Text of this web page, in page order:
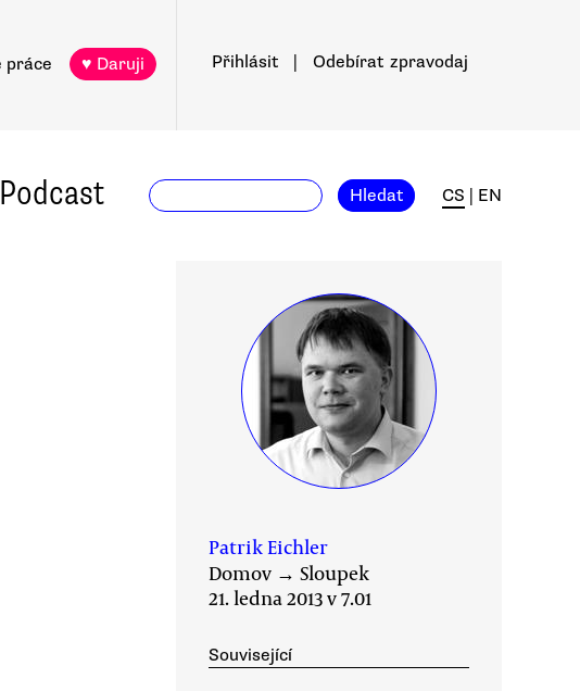
práce ♥ Daruji Přihlásit Odebírat zpravodaj
Podcast Hledat CS EN
Patrik Eichler
Domov → Sloupek
21. ledna 2013 v 7.01
Související